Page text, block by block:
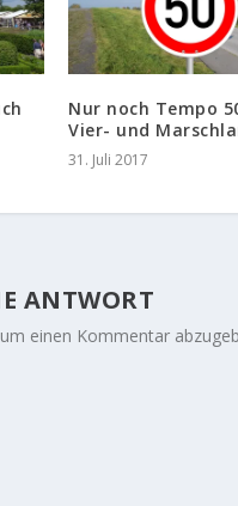
Nur noch Tempo
Vier- und
31. Juli 2017
ANTWORT
einen Kommentar